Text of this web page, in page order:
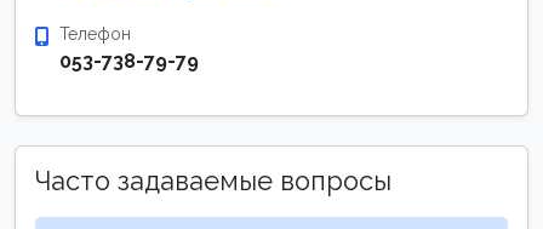
Телефон
053-738-79-79
Часто задаваемые вопросы